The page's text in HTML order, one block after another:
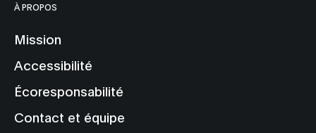
À PROPOS
Mission
Accessibilité
Écoresponsabilité
Contact et équipe